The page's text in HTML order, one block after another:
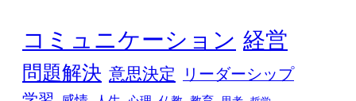
コミュニケーション 経営
問題解決 意思決定
リーダーシップ